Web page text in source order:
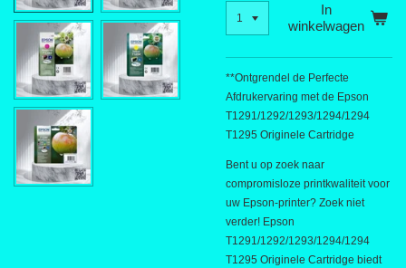
In
winkelwagen
**Ontgrendel de Perfecte
Afdrukervaring met de Epson
T1291/1292/1293/1294/1294
T1295 Originele Cartridge
Bent u op zoek naar
compromisloze printkwaliteit voor
uw Epson-printer? Zoek niet
verder! Epson
T1291/1292/1293/1294/1294
T1295 Originele Cartridge biedt